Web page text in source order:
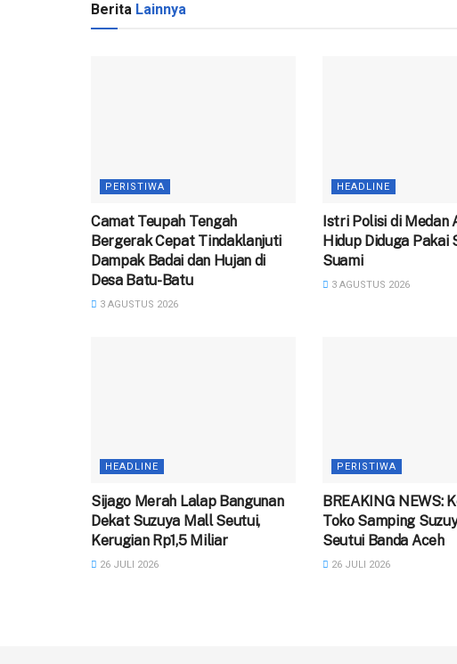
Berita Lainnya
PERISTIWA
Camat Teupah Tengah
Bergerak Cepat Tindaklanjuti
Dampak Badai dan Hujan di
Desa Batu-Batu
3 AGUSTUS 2026
HEADLINE
‎Istri Polisi di Medan
Hidup Diduga Pakai
Suami
3 AGUSTUS 2026
HEADLINE
Sijago Merah Lalap Bangunan
Dekat Suzuya Mall Seutui,
Kerugian Rp1,5 Miliar
26 JULI 2026
PERISTIWA
BREAKING NEWS:
Toko Samping
Seutui Banda Aceh
26 JULI 2026